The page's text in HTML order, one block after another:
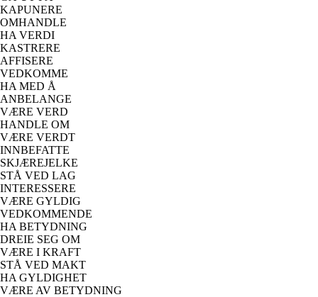
KAPUNERE
OMHANDLE
HA VERDI
KASTRERE
AFFISERE
VEDKOMME
HA MED Å
ANBELANGE
VÆRE VERD
HANDLE OM
VÆRE VERDT
INNBEFATTE
SKJÆREJELKE
STÅ VED LAG
INTERESSERE
VÆRE GYLDIG
VEDKOMMENDE
HA BETYDNING
DREIE SEG OM
VÆRE I KRAFT
STÅ VED MAKT
HA GYLDIGHET
VÆRE AV BETYDNING